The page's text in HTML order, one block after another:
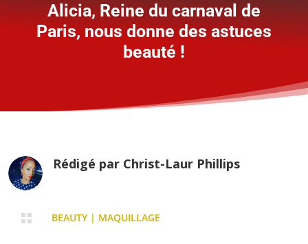
Alicia, Reine du carnaval de
Paris, nous donne des astuces
beauté !
Rédigé par Christ-Laur Phillips
 BEAUTY| MAQUILLAGE